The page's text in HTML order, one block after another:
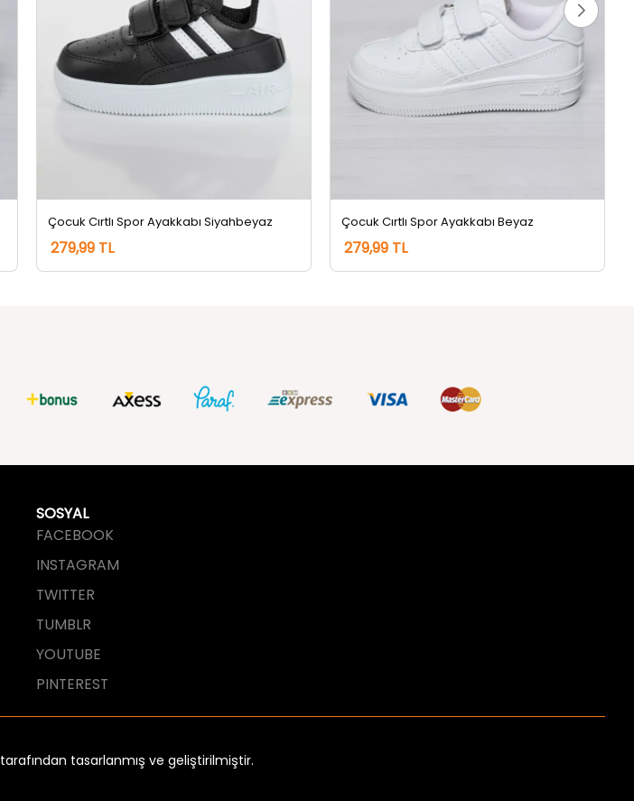
Çocuk Cırtlı Spor Ayakkabı Siyahbeyaz
279,99 TL
Çocuk Cırtlı Spor Ayakkabı Beyaz
279,99 TL
SOSYAL
FACEBOOK
INSTAGRAM
TWITTER
TUMBLR
YOUTUBE
PINTEREST
tarafından tasarlanmış ve geliştirilmiştir.